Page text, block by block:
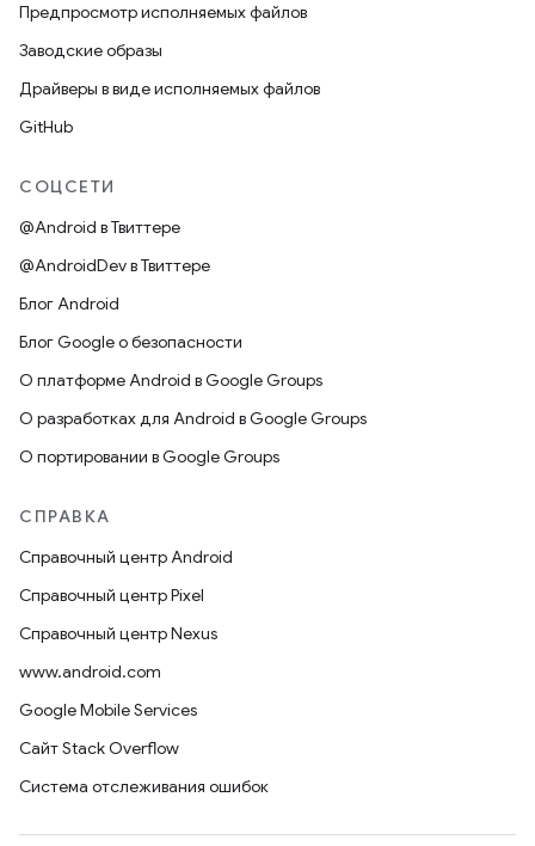
Предпросмотр исполняемых файлов
Заводские образы
Драйверы в виде исполняемых файлов
GitHub
СОЦСЕТИ
@Android в Твиттере
@AndroidDev в Твиттере
Блог Android
Блог Google о безопасности
О платформе Android в Google Groups
О разработках для Android в Google Groups
О портировании в Google Groups
СПРАВКА
Справочный центр Android
Справочный центр Pixel
Справочный центр Nexus
www.android.com
Google Mobile Services
Сайт Stack Overflow
Система отслеживания ошибок